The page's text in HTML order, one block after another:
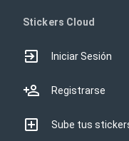
Stickers Cloud
Iniciar Sesión
Registrarse
Sube tus